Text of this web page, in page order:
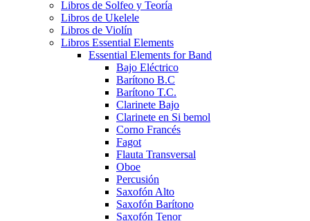
Libros de Solfeo y Teoría
Libros de Ukelele
Libros de Violín
Libros Essential Elements
Essential Elements for Band
Bajo Eléctrico
Barítono B.C
Barítono T.C.
Clarinete Bajo
Clarinete en Si bemol
Corno Francés
Fagot
Flauta Transversal
Oboe
Percusión
Saxofón Alto
Saxofón Barítono
Saxofón Tenor